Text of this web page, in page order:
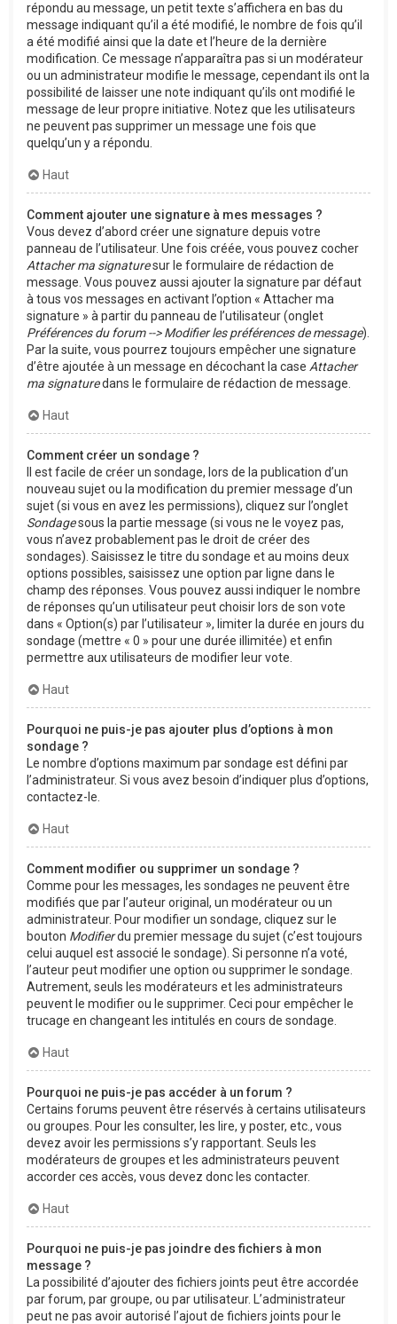
répondu au message, un petit texte s’affichera en bas du
message indiquant qu’il a été modifié, le nombre de fois qu’il
a été modifié ainsi que la date et l’heure de la dernière
modification. Ce message n’apparaîtra pas si un modérateur
ou un administrateur modifie le message, cependant ils ont la
possibilité de laisser une note indiquant qu’ils ont modifié le
message de leur propre initiative. Notez que les utilisateurs
ne peuvent pas supprimer un message une fois que
quelqu’un y a répondu.
Haut
Comment ajouter une signature à mes messages ?
Vous devez d’abord créer une signature depuis votre
panneau de l’utilisateur. Une fois créée, vous pouvez cocher
Attacher ma signaturesur le formulaire de rédaction de
message. Vous pouvez aussi ajouter la signature par défaut
à tous vos messages en activant l’option « Attacher ma
signature » à partir du panneau de l’utilisateur (onglet
Préférences du forum --> Modifier les préférences de message).
Par la suite, vous pourrez toujours empêcher une signature
d’être ajoutée à un message en décochant la case Attacher
ma signaturedans le formulaire de rédaction de message.
Haut
Comment créer un sondage ?
Il est facile de créer un sondage, lors de la publication d’un
nouveau sujet ou la modification du premier message d’un
sujet (si vous en avez les permissions), cliquez sur l’onglet
Sondagesous la partie message (si vous ne le voyez pas,
vous n’avez probablement pas le droit de créer des
sondages). Saisissez le titre du sondage et au moins deux
options possibles, saisissez une option par ligne dans le
champ des réponses. Vous pouvez aussi indiquer le nombre
de réponses qu’un utilisateur peut choisir lors de son vote
dans « Option(s) par l’utilisateur », limiter la durée en jours du
sondage (mettre « 0 » pour une durée illimitée) et enfin
permettre aux utilisateurs de modifier leur vote.
Haut
Pourquoi ne puis-je pas ajouter plus d’options à mon
sondage ?
Le nombre d’options maximum par sondage est défini par
l’administrateur. Si vous avez besoin d’indiquer plus d’options,
contactez-le.
Haut
Comment modifier ou supprimer un sondage ?
Comme pour les messages, les sondages ne peuvent être
modifiés que par l’auteur original, un modérateur ou un
administrateur. Pour modifier un sondage, cliquez sur le
bouton Modifierdu premier message du sujet (c’est toujours
celui auquel est associé le sondage). Si personne n’a voté,
l’auteur peut modifier une option ou supprimer le sondage.
Autrement, seuls les modérateurs et les administrateurs
peuvent le modifier ou le supprimer. Ceci pour empêcher le
trucage en changeant les intitulés en cours de sondage.
Haut
Pourquoi ne puis-je pas accéder à un forum ?
Certains forums peuvent être réservés à certains utilisateurs
ou groupes. Pour les consulter, les lire, y poster, etc., vous
devez avoir les permissions s’y rapportant. Seuls les
modérateurs de groupes et les administrateurs peuvent
accorder ces accès, vous devez donc les contacter.
Haut
Pourquoi ne puis-je pas joindre des fichiers à mon
message ?
La possibilité d’ajouter des fichiers joints peut être accordée
par forum, par groupe, ou par utilisateur. L’administrateur
peut ne pas avoir autorisé l’ajout de fichiers joints pour le